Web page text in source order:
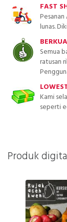
FAST
lunas.
Semua
ratusan
Kami
seperti
Produk